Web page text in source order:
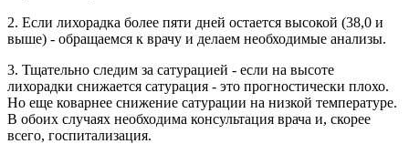
2. Если лихорадка более пяти дней остается высокой (38,0 и
выше) - обращаемся к врачу и делаем необходимые анализы.
3. Тщательно следим за сатурацией - если на высоте
лихорадки снижается сатурация - это прогностически плохо.
Но еще коварнее снижение сатурации на низкой температуре.
В обоих случаях необходима консультация врача и, скорее
всего, госпитализация.